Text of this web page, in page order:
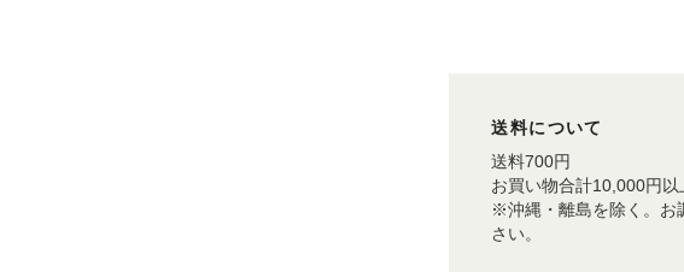
送料について
送料700円
お買い物合計10,000円
※沖縄・離島を除く。お
さい。